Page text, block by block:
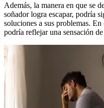
Además, la manera en que se
soñador logra escapar, podría
soluciones a sus problemas.
podría reflejar una sensación